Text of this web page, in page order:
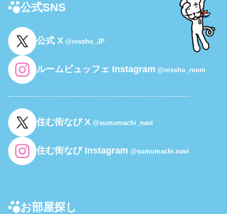
公式SNS
公式 X @nissho_JP
ルームビュッフェ Instagram @nissho_room
住む街なび X @sumumachi_navi
住む街なび Instagram @sumumachi.navi
お部屋探し